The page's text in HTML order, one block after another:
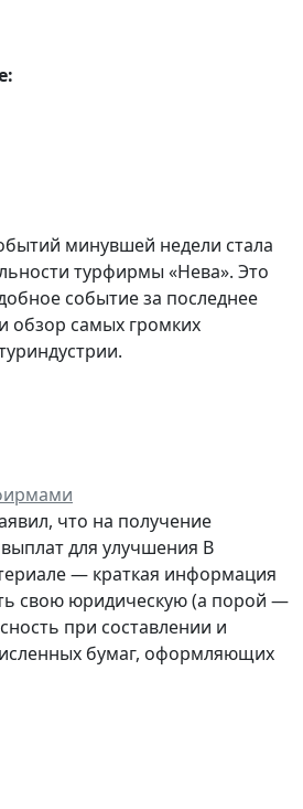
минувшей недели стала
турфирмы «Нева». Это
событие за последнее
обзор самых громких
что на получение
для улучшения В
— краткая информация
свою юридическую (а порой —
при составлении и
бумаг, оформляющих